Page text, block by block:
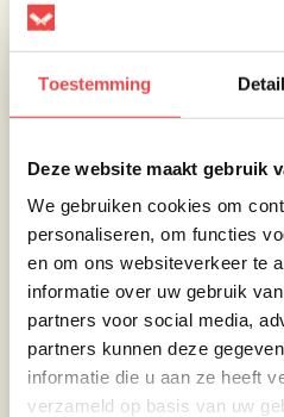
Toestemming
Deze website maakt gebruik
We gebruiken cookies om
personaliseren, om functies
en om ons websiteverkeer te
informatie over uw gebruik
partners voor social media,
partners kunnen deze
informatie die u aan ze heeft
verzameld op basis van uw
Haal na 20-30 minuten
het aluminiumfolie en
deel in mooie plakjes.
Nu is het tijd voor de
broodje. Je kan ervoor
eerst te roosteren, maar
wij dat niet gedaan.
Snijd de broodjes open
daarbovenop wat plakjes
vervolgens het